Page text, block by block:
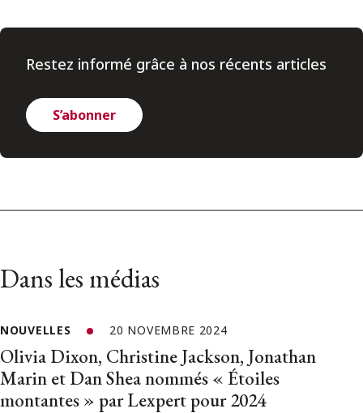
Restez informé grâce à nos récents articles
S’abonner
Dans les médias
NOUVELLES 20 NOVEMBRE 2024
Olivia Dixon, Christine Jackson, Jonathan
Marin et Dan Shea nommés « Étoiles
montantes » par Lexpert pour 2024